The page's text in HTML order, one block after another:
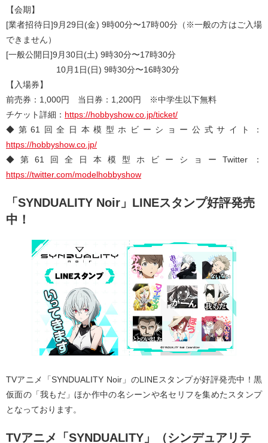
【会期】
[業者招待日]9月29日(金) 9時00分〜17時00分（※一般の方はご入場
できません）
[一般公開日]9月30日(土) 9時30分〜17時30分
10月1日(日) 9時30分〜16時30分
【入場券】
前売券：1,000円 当日券：1,200円 ※中学生以下無料
チケット詳細： https://hobbyshow.co.jp/ticket/
◆第61回全日本模型ホビーショー公式サイト：
https://hobbyshow.co.jp/
◆第61回全日本模型ホビーショーTwitter：
https://twitter.com/modelhobbyshow
「SYNDUALITY Noir」LINEスタンプ好評発売
中！
TVアニメ「SYNDUALITY Noir」のLINEスタンプが好評発売中！黒
仮面の「我もだ」ほか作中の名シーンや名セリフを集めたスタンプ
となっております。
TVアニメ「SYNDUALITY」（シンデュアリテ